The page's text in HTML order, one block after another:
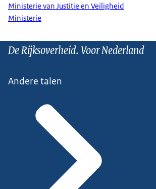
Ministerie van Justitie en Veiligheid
Ministerie
De Rijksoverheid. Voor Nederland
Andere talen